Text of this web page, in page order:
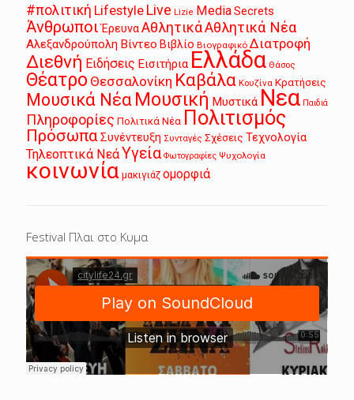
#πολιτική Lifestyle Live Lizie MediaSecrets
Άνθρωποι ΈρευναΑθλητικάΑθλητικά Νέα
Αλεξανδρούπολη Βίντεο Βιβλίο Βιογραφικό Διατροφή
Διεθνή Ειδήσεις Εισιτήρια Ελλάδα Θάσος
Θέατρο Θεσσαλονίκη Καβάλα Κουζίνα Κρατήσεις
Μουσικά Νέα Μουσική Μυστικά Νεα Παιδιά
Πληροφορίες Πολιτικά Νέα Πολιτισμός
ΠρόσωπαΣυνέντευξη Συνταγές Σχέσεις Τεχνολογία
Τηλεοπτικά ΝεάΥγεία Φωτογραφίες Ψυχολογία
κοινωνία μακιγιάζ ομορφιά
Festival Πλαι στο Κυμα